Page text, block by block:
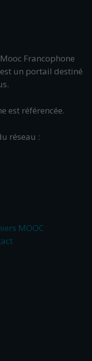
Mooc Francophone
est un portail destiné
est référencée.
réseau :
MOOC